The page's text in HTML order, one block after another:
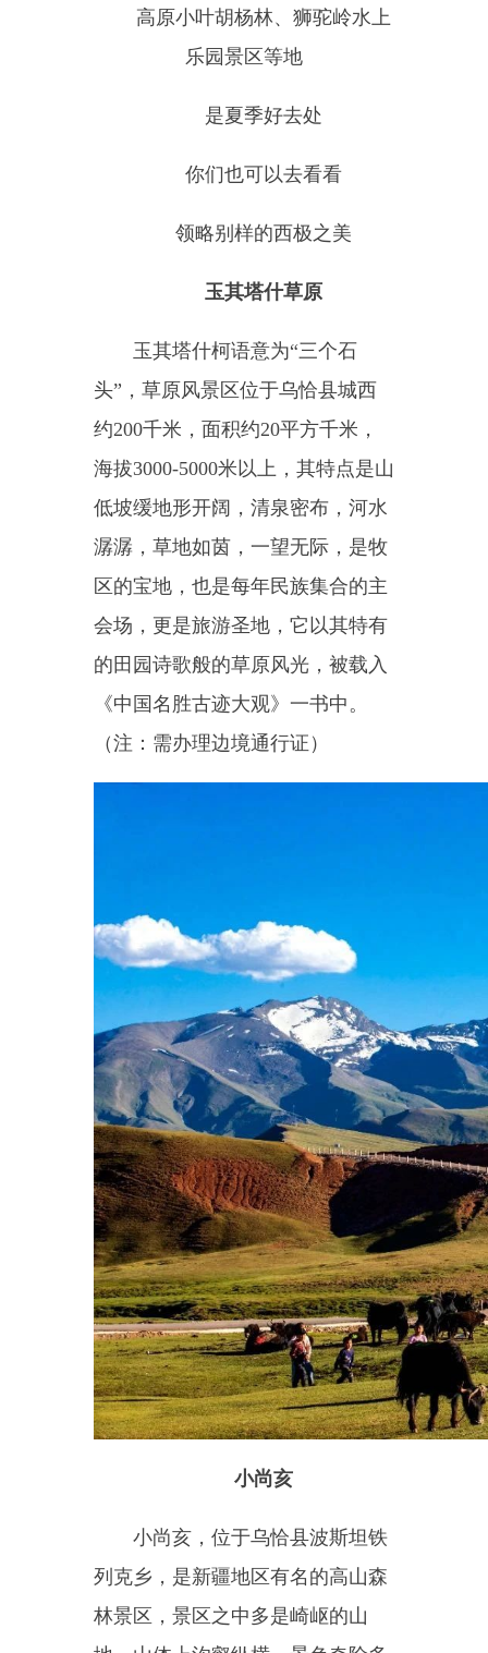
列克乡，是新疆地区有名的高山森
林景区，景区之中多是崎岖的山
植被，山脚下流淌着潺潺溪流，滋
润着群山，孕育着绿色，是避暑休
闲度假的优选之地。
古海遗址贝壳山
贝壳山，位于乌恰县境内，在
这里，数以亿计的贝壳同含有盐碱
的泥沙凝结在一起，层层叠叠，千
姿百态，嵌满山体裸露的岩石。贝
壳的轮廓、纹路清晰可辨，层层贝
壳固化为岩，冷凝为山。曾经的沧
海不在，更迭的岁月就此沉寂。从
山脚往上攀登，随处可见山上的岩
石上面都嵌满贝壳，在那里，你可
以真切地感受一次海陆的变迁。